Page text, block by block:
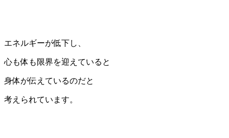
エネルギーが低下し、
心も体も限界を迎えていると
身体が伝えているのだと
考えられています。